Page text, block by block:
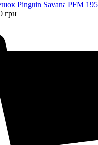
Pinguin Savana PFM 195
грн